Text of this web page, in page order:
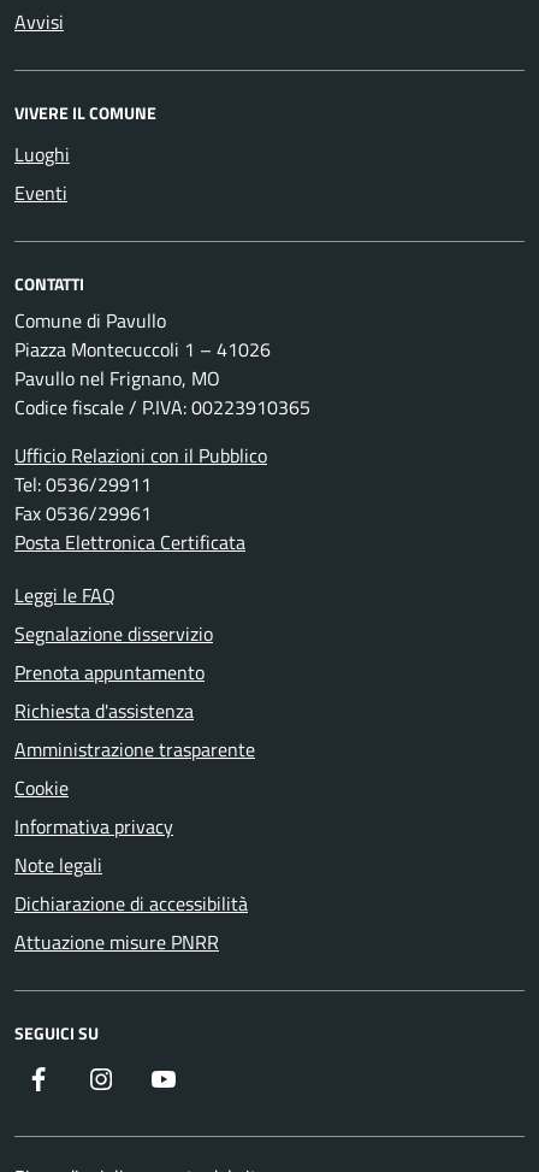
Avvisi
VIVERE IL COMUNE
Luoghi
Eventi
CONTATTI
Comune di Pavullo
Piazza Montecuccoli 1 – 41026
Pavullo nel Frignano, MO
Codice fiscale / P.IVA: 00223910365
Ufficio Relazioni con il Pubblico
Tel: 0536/29911
Fax 0536/29961
Posta Elettronica Certificata
Leggi le FAQ
Segnalazione disservizio
Prenota appuntamento
Richiesta d'assistenza
Amministrazione trasparente
Cookie
Informativa privacy
Note legali
Dichiarazione di accessibilità
Attuazione misure PNRR
SEGUICI SU
Facebook Instagram